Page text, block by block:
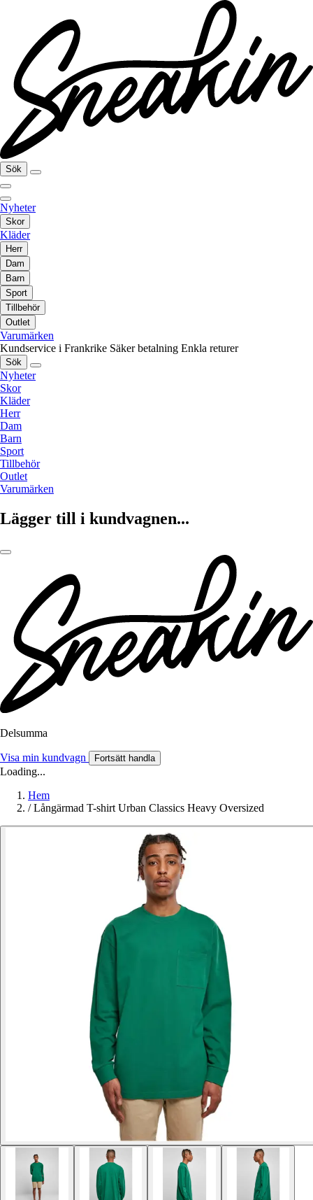
Sök
Nyheter
Skor
Kläder
Herr
Dam
Barn
Sport
Tillbehör
Outlet
Varumärken
Kundservice i Frankrike Säker betalning Enkla returer
Sök
Nyheter
Skor
Kläder
Herr
Dam
Barn
Sport
Tillbehör
Outlet
Varumärken
Lägger till i kundvagnen...
Delsumma
Visa min kundvagn Fortsätt handla
Loading...
Hem
/ Långärmad T-shirt Urban Classics Heavy Oversized